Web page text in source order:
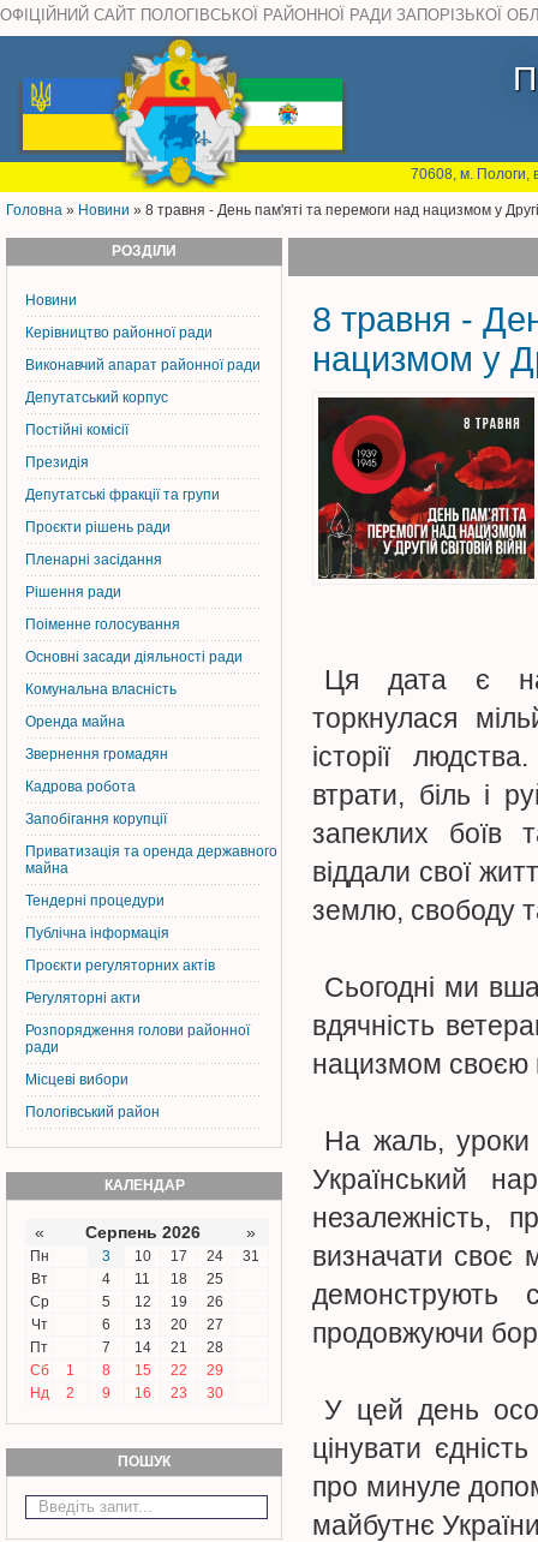
ОФІЦІЙНИЙ САЙТ ПОЛОГІВСЬКОЇ РАЙОННОЇ РАДИ ЗАПОРІЗЬКОЇ
70608, м. Пологи,
Головна » Новини » 8 травня - День пам'яті та перемоги над нацизмом у Другій
РОЗДІЛИ
Новини
Керiвництво районної ради
Виконавчий апарат районної ради
Депутатський корпус
Постiйнi комiсiї
Президія
Депутатські фракції та групи
Проєкти рішень ради
Пленарні засідання
Рішення ради
Поіменне голосування
Основні засади діяльності ради
Комунальна власність
Оренда майна
Звернення громадян
Кадрова робота
Запобігання корупції
Приватизація та оренда державного
майна
Тендерні процедури
Публічна інформація
Проєкти регуляторних актів
Регуляторні акти
Розпорядження голови районної
ради
Місцеві вибори
Пологівський район
КАЛЕНДАР
« Серпень 2026 »
Пн 3 10 17 24
31
Вт
4 11 18
25
Ср
5 12 19
26
Чт
6 13 20
27
Пт
7 14 21
28
Сб
1 8 15 22
29
Нд
2 9 16 23 30
ПОШУК
8 травня -
нацизмом у
Ця дата є
торкнулася
історії
втрати, біль і
запеклих боїв
віддали свої
землю, свободу
Сьогодні ми
вдячність
нацизмом своєю
На жаль, уроки
Український
незалежність,
визначати своє
демонструють
продовжуючи
У цей день
цінувати
про минуле
майбутнє